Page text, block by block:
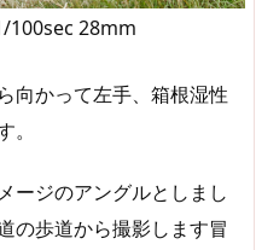
100sec 28mm
向かって左手、箱根湿性
ージのアングルとしまし
の歩道から撮影します冒